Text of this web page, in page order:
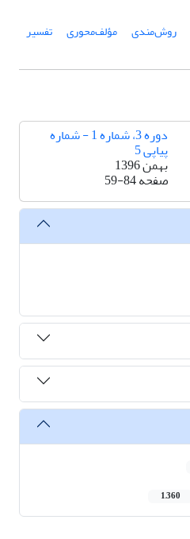
روش‌مندی مؤلف‌محوری تفسیر
دوره 3، شماره 1 - شماره
پیاپی 5
بهمن 1396
صفحه59-84
1,360